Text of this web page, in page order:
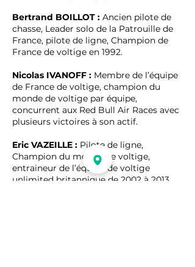
Bertrand BOILLOT : Ancien pilote de
chasse, Leader solo de la Patrouille de
France, pilote de ligne, Champion de
France de voltige en 1992.
Nicolas IVANOFF : Membre de l’équipe
de France de voltige, champion du
monde de voltige par équipe,
concurrent aux Red Bull Air Races avec
plusieurs victoires à son actif.
Eric VAZEILLE : Pilote de ligne,
Champion du monde de voltige,
entraineur de l’équipe de voltige
unlimited britannique de 2002 à 2013